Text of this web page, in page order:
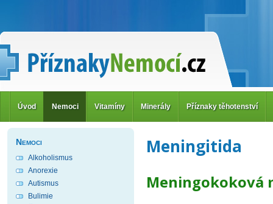
Úvod Nemoci Vitamíny Minerály Příznaky těhotenství
Meningitida
Meningokoková
Nemoci
Alkoholismus
Anorexie
Autismus
Bulimie